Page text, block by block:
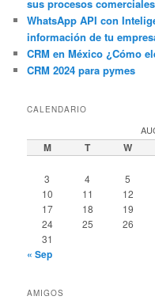
sus procesos comerciales
WhatsApp API con
información de tu
CRM en México ¿Cómo
CRM 2024 para pymes
CALENDARIO
M T W
3
4 5
10
11 12
17
18 19
24
25 26
31
« Sep
AMIGOS